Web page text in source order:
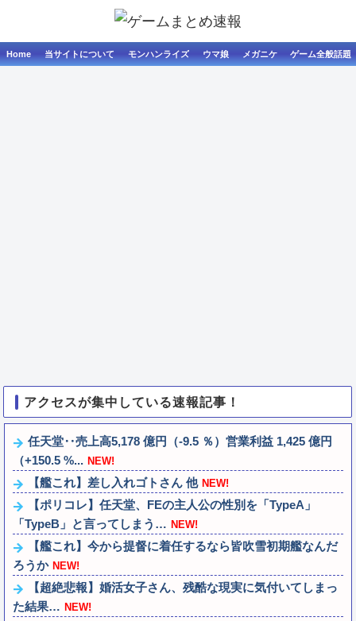
Home 当サイトについて モンハンライズ ウマ娘 メガニケ ゲーム全般話題
アクセスが集中している速報記事！
任天堂‥売上高5,178 億円（-9.5 ％）営業利益 1,425 億円
（+150.5 %... NEW!
【艦これ】差し入れゴトさん 他 NEW!
【ポリコレ】任天堂、FEの主人公の性別を「TypeA」
「TypeB」と言ってしまう… NEW!
【艦これ】今から提督に着任するなら皆吹雪初期艦なんだ
ろうか NEW!
【超絶悲報】婚活女子さん、残酷な現実に気付いてしまっ
た結果… NEW!